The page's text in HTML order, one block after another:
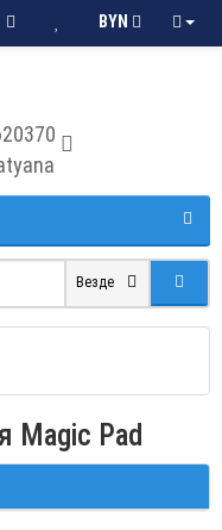
BYN
Везде
Magic Pad